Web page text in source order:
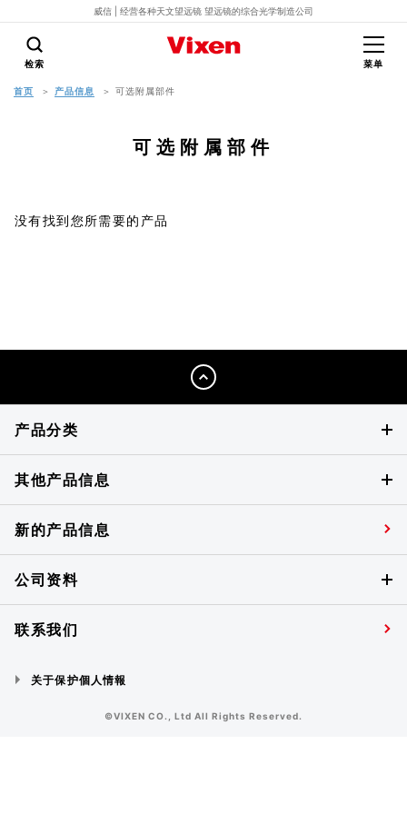
威信 | 经营各种天文望远镜 望远镜的综合光学制造公司
菜单
检索
首页 产品信息 可选附属部件
可选附属部件
没有找到您所需要的产品
产品分类
其他产品信息
新的产品信息
公司资料
联系我们
关于保护個人情報
©VIXEN CO., Ltd All Rights Reserved.